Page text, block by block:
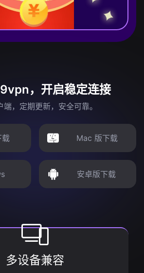
，开启稳定连接
端，定期更新，安全可靠。
载 Mac 版下载
安卓版下载
多设备兼容